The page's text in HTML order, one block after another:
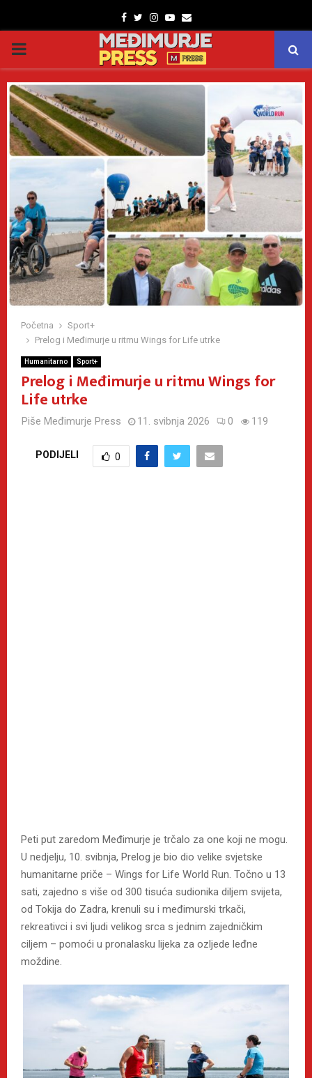
Facebook
TwitterInstagram
Youtube
Email
PRIMARY
MENU
Početna
Sport+
Prelog i Međimurje u ritmu Wings for Life utrke
Humanitarno Sport+
Prelog i Međimurje u ritmu Wings for
Life utrke
Piše Međimurje Press 11. svibnja 2026 0 119
PODIJELI 0
Peti put zaredom Međimurje je trčalo za one koji ne mogu.
U nedjelju, 10. svibnja, Prelog je bio dio velike svjetske
humanitarne priče – Wings for Life World Run. Točno u 13
sati, zajedno s više od 300 tisuća sudionika diljem svijeta,
od Tokija do Zadra, krenuli su i međimurski trkači,
rekreativci i svi ljudi velikog srca s jednim zajedničkim
ciljem – pomoći u pronalasku lijeka za ozljede leđne
moždine.